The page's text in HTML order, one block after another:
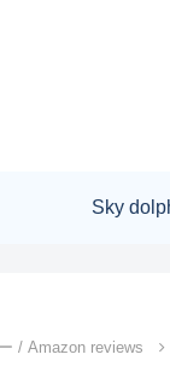
Sky
/ Amazon reviews